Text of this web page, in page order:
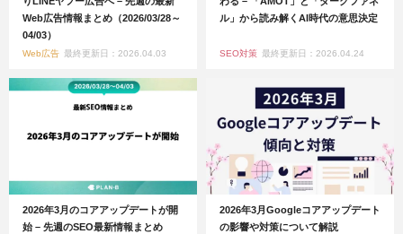
Web広告情報まとめ（2026/03/28～
04/03）
Web広告 最終更新日：2026.04.03
ル」から読み解くAI時代の意思決定
SEO対策 最終更新日：2026.04.24
2026年3月のコアアップデートが開
始 – 先週のSEO最新情報まとめ
2026年3月Googleコアアップデート
の影響や対策について解説